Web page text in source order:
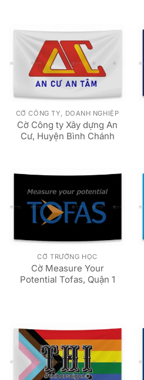
CỜ CÔNG TY, DOANH NGHIỆP
Cờ Công ty Xây dựng An
Cư, Huyện Bình Chánh
CỜ TRƯỜNG HỌC
Cờ Measure Your
Potential Tofas, Quận 1